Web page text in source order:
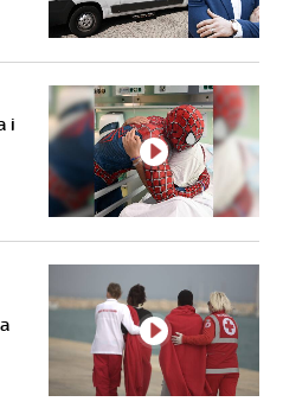
i